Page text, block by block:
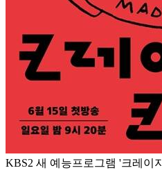
KBS2 새 예능프로그램 '크레이